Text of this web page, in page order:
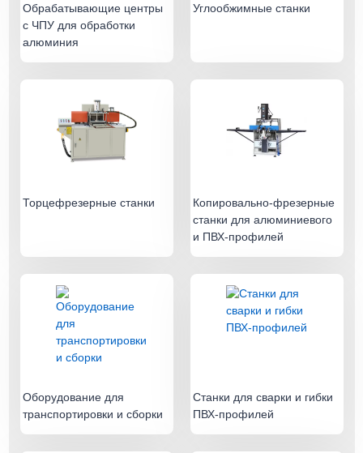
Обрабатывающие центры
с ЧПУ для обработки
алюминия
Углообжимные станки
Торцефрезерные станки
Копировально-фрезерные
станки для алюминиевого
и ПВХ-профилей
Оборудование для
транспортировки и сборки
Станки для сварки и гибки
ПВХ-профилей